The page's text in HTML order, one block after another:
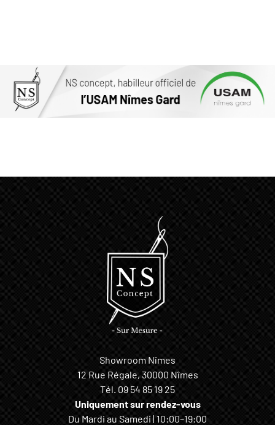
Showroom Nîmes
12 Rue Régale, 30000 Nîmes
Tél. 09 54 85 19 25
Uniquement sur rendez-vous
Du Mardi au Samedi | 10:00–19:00